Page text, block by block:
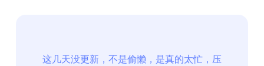
这几天没更新，不是偷懒，是真的太忙，压